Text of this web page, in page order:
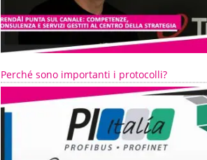
Perché sono importanti i protocolli?